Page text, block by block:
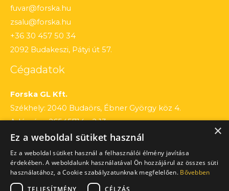
fuvar@forska.hu
zsalu@forska.hu
+36 30 457 50 34
2092 Budakeszi, Pátyi út 57.
Cégadatok
Forska GL Kft.
Székhely: 2040 Budaörs, Ébner György köz 4.
Adószám: 26545714 – 2 13
Cégjegyzékszám: 13 – 09 – 195803
Számlaszám: 12010154 – 01660751 – 00100001
×
Ez a weboldal sütiket használ
Ez a weboldal sütiket használ a felhasználói élmény javítása
érdekében. A weboldalunk használatával Ön hozzájárul az összes süti
használatához, a Cookie szabályzatunknak megfelelően. Bővebben
TELJESÍTMÉNY
CÉLZÁS